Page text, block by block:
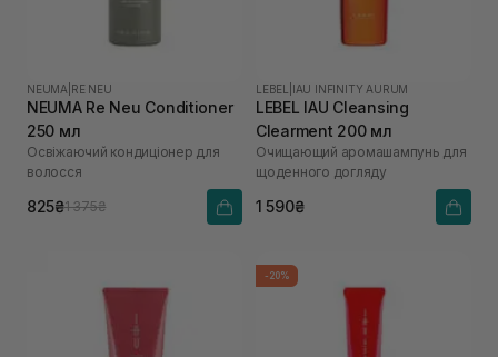
NEUMA RE NEU
NEUMA Re Neu Conditioner
250 мл
Освіжаючий кондиціонер для
волосся
825₴1 375₴
LEBEL IAU INFINITY AURUM
LEBEL IAU Cleansing
Clearment 200 мл
Очищающий аромашампунь для
щоденного догляду
1 590₴
-20%